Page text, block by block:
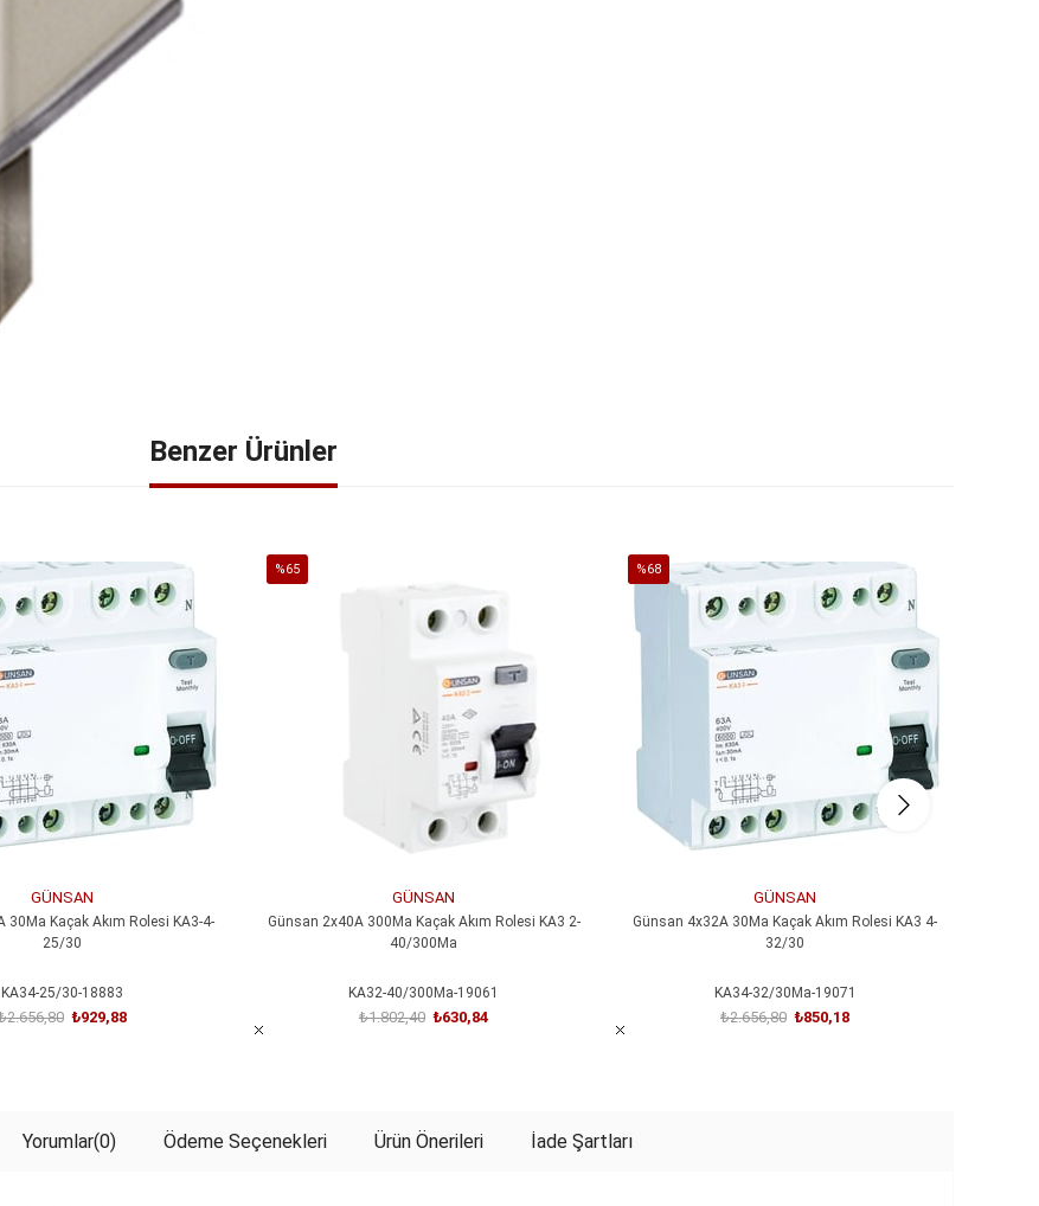
Benzer Ürünler
GÜNSAN
30Ma Kaçak Akım Rolesi KA3-4-
25/30
KA34-25/30-18883
₺929,88
%65
GÜNSAN
Günsan 2x40A 300Ma Kaçak Akım Rolesi KA3 2-
40/300Ma
KA32-40/300Ma-19061
₺630,84
₺1.802,40
%68
%68İndirim
GÜNSAN
Günsan 4x32A 30Ma Kaçak Akım Rolesi KA3 4-
32/30
KA34-32/30Ma-19071
₺850,18
₺2.656,80
Yorumlar(0) Ödeme Seçenekleri Ürün Önerileri İade Şartları